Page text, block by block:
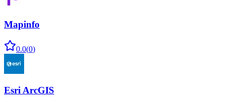
Mapinfo
0.0(0)
Esri ArcGIS